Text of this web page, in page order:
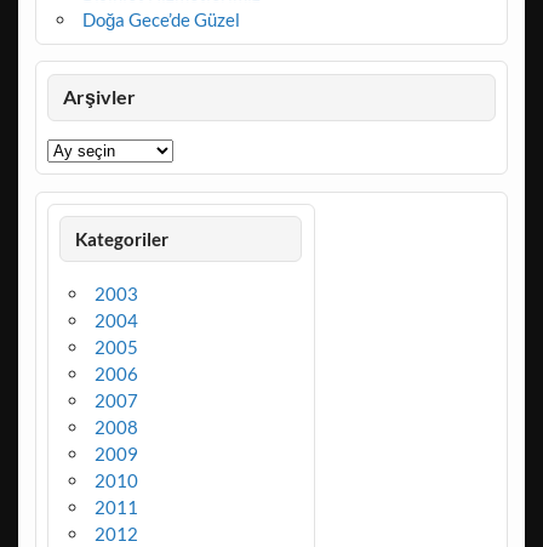
Doğa Gece’de Güzel
Arşivler
Arşivler
Kategoriler
2003
2004
2005
2006
2007
2008
2009
2010
2011
2012